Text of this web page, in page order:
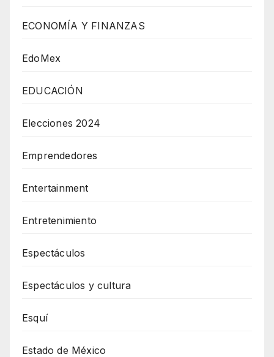
ECONOMÍA Y FINANZAS
EdoMex
EDUCACIÓN
Elecciones 2024
Emprendedores
Entertainment
Entretenimiento
Espectáculos
Espectáculos y cultura
Esquí
Estado de México